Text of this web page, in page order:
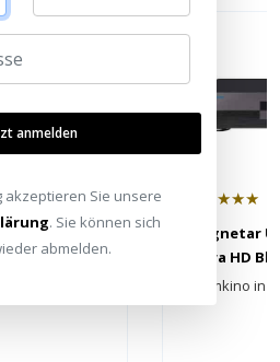
MKII 4K
Player
★★★★★
Magnetar
Ultra HD
Heimkino in
anmelden
akzeptieren Sie unsere
. Sie können sich
abmelden.